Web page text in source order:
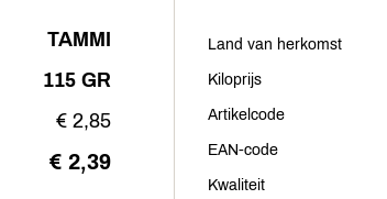
TAMMI
115 GR
€ 2,85
€ 2,39
Land van herkomst
Kiloprijs
Artikelcode
EAN-code
Kwaliteit